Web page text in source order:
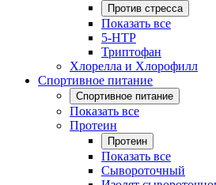
Против стресса
Показать все
5-HTP
Триптофан
Хлорелла и Хлорофилл
Спортивное питание
Спортивное питание
Показать все
Протеин
Протеин
Показать все
Сывороточный